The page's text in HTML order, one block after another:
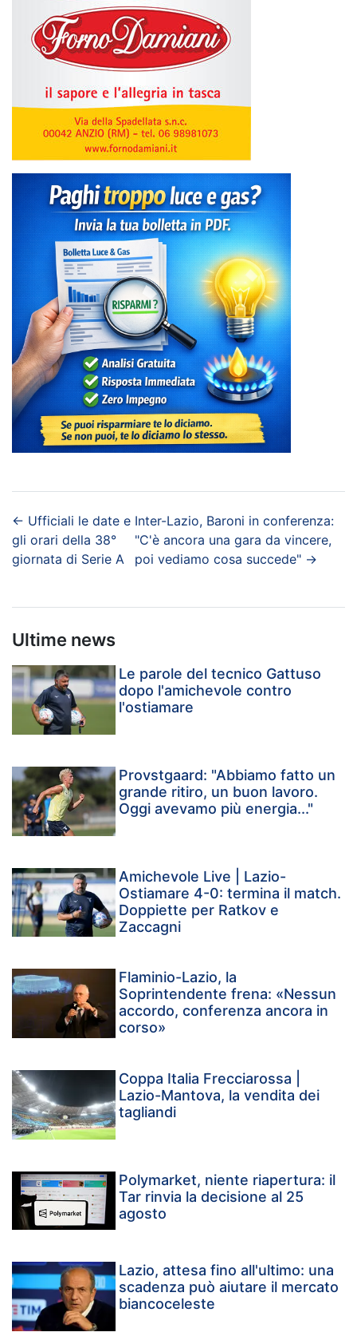
← Ufficiali le date e
gli orari della 38°
giornata di Serie A
Inter-Lazio, Baroni in conferenza:
"C'è ancora una gara da vincere,
poi vediamo cosa succede" →
Ultime news
Le parole del tecnico Gattuso
dopo l'amichevole contro
l'ostiamare
Provstgaard: "Abbiamo fatto un
grande ritiro, un buon lavoro.
Oggi avevamo più energia..."
Amichevole Live | Lazio-
Ostiamare 4-0: termina il match.
Doppiette per Ratkov e
Zaccagni
Flaminio-Lazio, la
Soprintendente frena: «Nessun
accordo, conferenza ancora in
corso»
Coppa Italia Frecciarossa |
Lazio-Mantova, la vendita dei
tagliandi
Polymarket, niente riapertura: il
Tar rinvia la decisione al 25
agosto
Lazio, attesa fino all'ultimo: una
scadenza può aiutare il mercato
biancoceleste